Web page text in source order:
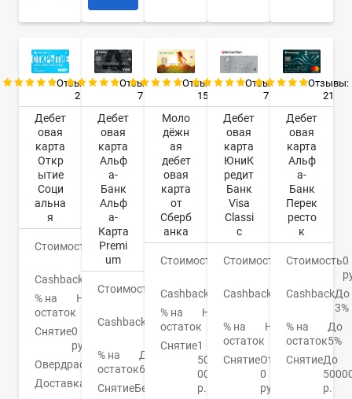
Отзывы:
2
Дебет
овая
карта
Откр
ытие
Соци
альна
я
Стоимость
руб.
Cashback
% на
остаток
Нет
Снятие0
руб.
Овердрафт
Нет
Доставка
Моментально
Отзывы:
7
Дебет
овая
карта
Альф
а-
Банк
Альф
а-
Карта
Premi
um
Стоимость
Cashback
% на
остаток
До
6%
СнятиеБесплатно
Отзывы:
15
Моло
дёжн
ая
дебет
овая
карта
от
Сберб
анка
Стоимость
150
Cashback
СПАСИБО
% на
остаток
Нет
Снятие1
500
000
р.
Отзывы:
7
Дебет
овая
карта
ЮниК
редит
Банк
Visa
Classi
c
Стоимость
Cashback
% на
остаток
Нет
СнятиеОт
0
руб.
Отзывы:
21
Дебет
овая
карта
Альф
а-
Банк
Перек
ресто
к
Стоимость0
CashbackДо
3%
% на
остаток
До
5%
СнятиеДо
р.